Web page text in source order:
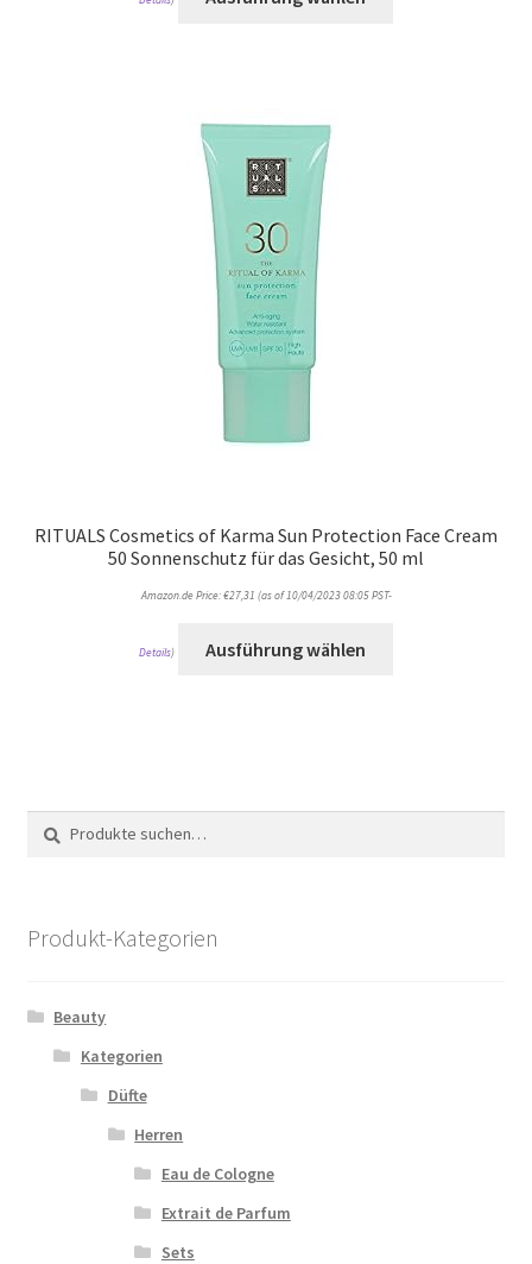
RITUALS Cosmetics of Karma Sun Protection Face Cream
50 Sonnenschutz für das Gesicht, 50 ml
Amazon.de Price:€27,31 (as of 10/04/2023 08:05 PST-
Details) Ausführung wählen
Suche
nach:
Suche
Produkt-Kategorien
Beauty
Kategorien
Düfte
Herren
Eau de Cologne
Extrait de Parfum
Sets